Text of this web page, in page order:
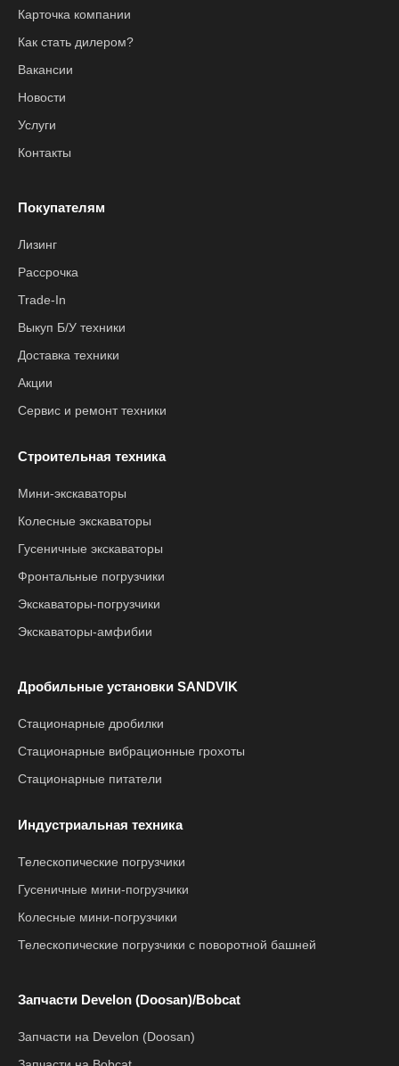
Карточка компании
Как стать дилером?
Вакансии
Новости
Услуги
Контакты
Покупателям
Лизинг
Рассрочка
Trade-In
Выкуп Б/У техники
Доставка техники
Акции
Сервис и ремонт техники
Строительная техника
Мини-экскаваторы
Колесные экскаваторы
Гусеничные экскаваторы
Фронтальные погрузчики
Экскаваторы-погрузчики
Экскаваторы-амфибии
Дробильные установки SANDVIK
Стационарные дробилки
Стационарные вибрационные грохоты
Стационарные питатели
Индустриальная техника
Телескопические погрузчики
Гусеничные мини-погрузчики
Колесные мини-погрузчики
Телескопические погрузчики с поворотной башней
Запчасти Develon (Doosan)/Bobcat
Запчасти на Develon (Doosan)